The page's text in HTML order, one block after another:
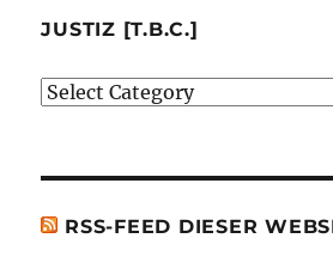
besprochenen
erwähnten
JUSTIZ [T.B.C.]
Justiz
RSS-FEED DIESER